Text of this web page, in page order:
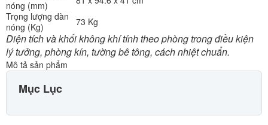
nóng (mm)
Trọng lượng dàn
nóng (Kg)
73 Kg
Diện tích và khối không khí tính theo phòng trong điều kiện
lý tưởng, phòng kín, tường bê tông, cách nhiệt chuẩn.
Mô tả sản phẩm
Mục Lục